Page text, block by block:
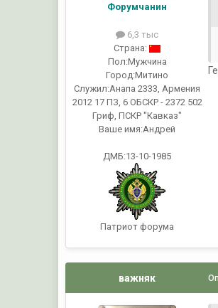
Форумчанин
6,3 тыс
Страна:
Пол:Мужчина
Город:Митино
Служил:Анапа 2333, Армения
2012 17 ПЗ, 6 ОБСКР - 2372 502
Гриф, ПСКР "Кавказ"
Ваше имя:Андрей
ДМБ:13-10-1985
Патриот форума
важняк